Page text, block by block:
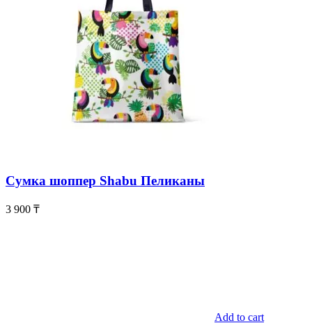
Сумка шоппер Shabu Пеликаны
3 900 ₸
Add to cart